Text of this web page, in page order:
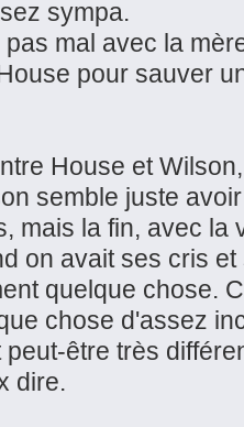
sympa.
mal avec la
pour sauver
House et
semble juste
mais la fin, avec la
on avait ses cris
quelque chose.
chose d'assez
être très
dire.